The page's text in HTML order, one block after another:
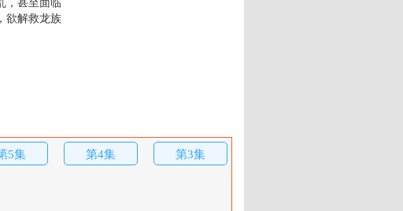
，甚至面临
欲解救龙族
5集 第4集 第3集